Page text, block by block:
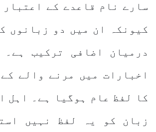
سارے نام قاعدے کے
کیونکہ ان میں دو زبانوں
درمیان اضافی ترکیب ہے۔
اخبارات میں مرنے والے
کا لفظ عام ہوگیا ہے۔ اہل
زبان کو یہ لفظ نہیں